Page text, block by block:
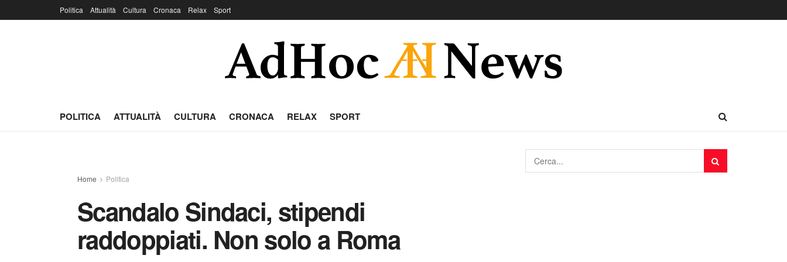
Politica Attualità Cultura Cronaca Relax Sport
POLITICA ATTUALITÀ CULTURA CRONACA RELAX SPORT
Home Politica
Scandalo Sindaci, stipendi
raddoppiati. Non solo a Roma